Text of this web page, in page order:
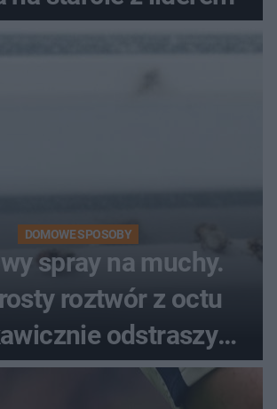
DOMOWE SPOSOBY
spray na muchy.
roztwór z octu
odstraszy
owady